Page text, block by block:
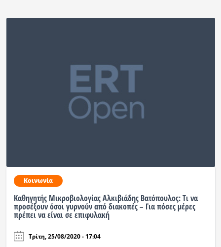
Κοινωνία
Καθηγητής Μικροβιολογίας Αλκιβιάδης Βατόπουλος: Τι να
προσέξουν όσοι γυρνούν από διακοπές – Για πόσες μέρες
πρέπει να είναι σε επιφυλακή
Τρίτη, 25/08/2020 - 17:04